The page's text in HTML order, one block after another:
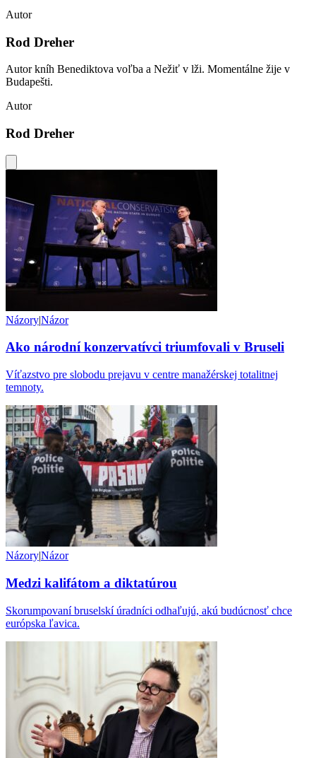
Autor
Rod Dreher
Autor kníh Benediktova voľba a Nežiť v lži. Momentálne žije v
Budapešti.
Autor
Rod Dreher
Názory|Názor
Ako národní konzervatívci triumfovali v Bruseli
Víťazstvo pre slobodu prejavu v centre manažérskej totalitnej
temnoty.
Názory|Názor
Medzi kalifátom a diktatúrou
Skorumpovaní bruselskí úradníci odhaľujú, akú budúcnosť chce
európska ľavica.